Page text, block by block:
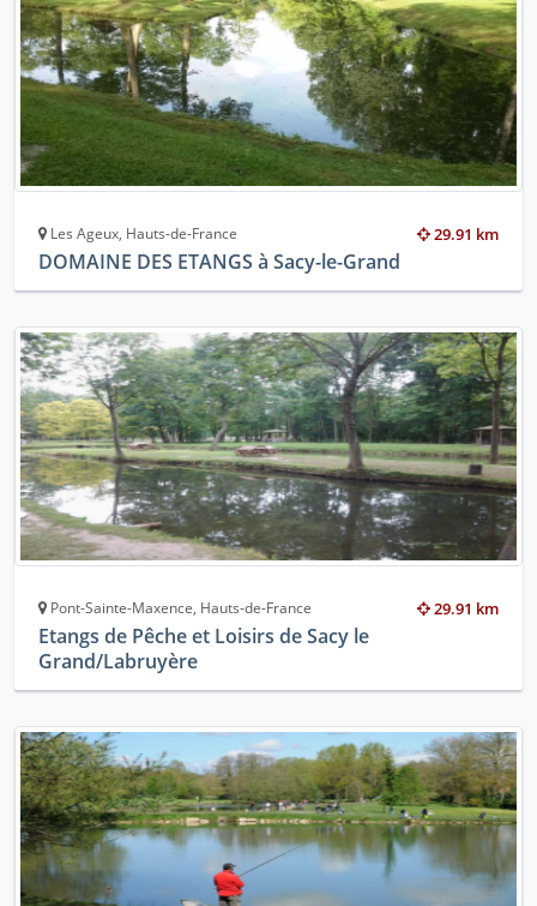
29.91 km
Les Ageux, Hauts-de-France
DOMAINE DES ETANGS à Sacy-le-Grand
29.91 km
Pont-Sainte-Maxence, Hauts-de-France
Etangs de Pêche et Loisirs de Sacy le
Grand/Labruyère